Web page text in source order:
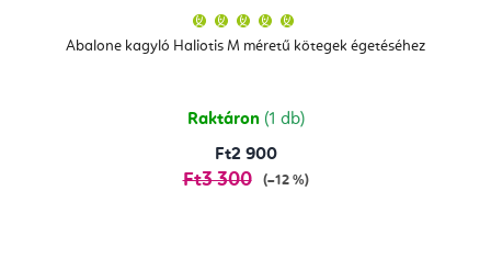
Abalone kagyló Haliotis M méretű kötegek égetéséhez
átlagos
értékelése
csillag.
Raktáron (1 db)
Ft2 900
Ft3 300 (–12 %)